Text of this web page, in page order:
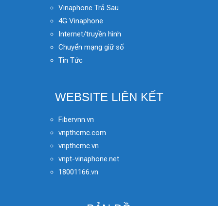
Vinaphone Trả Sau
4G Vinaphone
Internet/truyền hình
Chuyển mạng giữ số
Tin Tức
WEBSITE LIÊN KẾT
Fibervnn.vn
vnpthcmc.com
vnpthcmc.vn
vnpt-vinaphone.net
18001166.vn